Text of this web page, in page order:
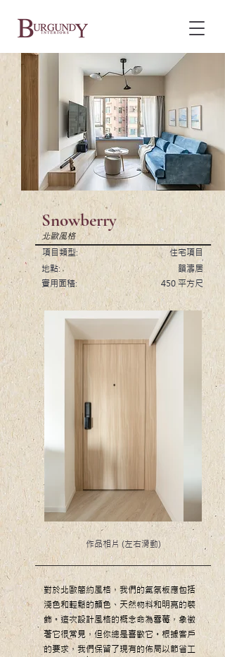
Snowberry
北歐風格
項目類型:
住宅項目
地點:
韻濤居
實用面積:
450 平方尺
對於北歐簡約風格，我們的氣氛板應包括
淺色和輕鬆的顏色、天然物料和明亮的裝
飾。這次設計風格的概念命為雪莓，象徵
著它很常見，但你總是喜歡它。根據客戶
的要求，我們保留了現有的佈局以節省工
​作品相片 (左右滑動)